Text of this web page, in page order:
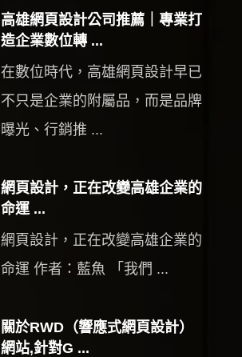
高雄網頁設計公司推薦｜專業打
造企業數位轉 ...
在數位時代，高雄網頁設計早已
不只是企業的附屬品，而是品牌
曝光、行銷推 ...
網頁設計，正在改變高雄企業的
命運 ...
網頁設計，正在改變高雄企業的
命運 作者：藍魚 「我們 ...
關於RWD（響應式網頁設計）
網站,針對G ...